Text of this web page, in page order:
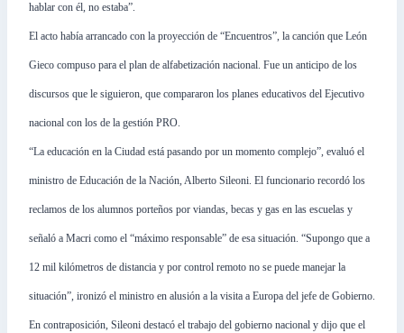
hablar con él, no estaba”.
El acto había arrancado con la proyección de “Encuentros”, la canción que León
Gieco compuso para el plan de alfabetización nacional. Fue un anticipo de los
discursos que le siguieron, que compararon los planes educativos del Ejecutivo
nacional con los de la gestión PRO.
“La educación en la Ciudad está pasando por un momento complejo”, evaluó el
ministro de Educación de la Nación, Alberto Sileoni. El funcionario recordó los
reclamos de los alumnos porteños por viandas, becas y gas en las escuelas y
señaló a Macri como el “máximo responsable” de esa situación. “Supongo que a
12 mil kilómetros de distancia y por control remoto no se puede manejar la
situación”, ironizó el ministro en alusión a la visita a Europa del jefe de Gobierno.
En contraposición, Sileoni destacó el trabajo del gobierno nacional y dijo que el